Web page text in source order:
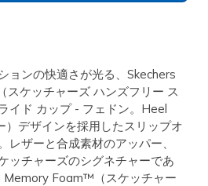
ョンの快適さが光る、Skechers
ケッチャーズ ハンズフリー ス
イド カップ - フェドン。Heel
デザインを採用したスリップオ
レザーと合成素材のアッパー、
ッチャーズのシグネチャーであ
Memory Foam™（スケッチャー